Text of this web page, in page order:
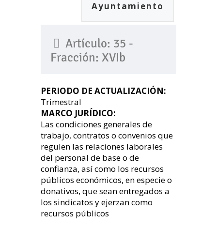
Ayuntamiento
Artículo: 35 -
Fracción: XVIb
PERIODO DE ACTUALIZACIÓN:
Trimestral
MARCO JURÍDICO:
Las condiciones generales de
trabajo, contratos o convenios que
regulen las relaciones laborales
del personal de base o de
confianza, así como los recursos
públicos económicos, en especie o
donativos, que sean entregados a
los sindicatos y ejerzan como
recursos públicos